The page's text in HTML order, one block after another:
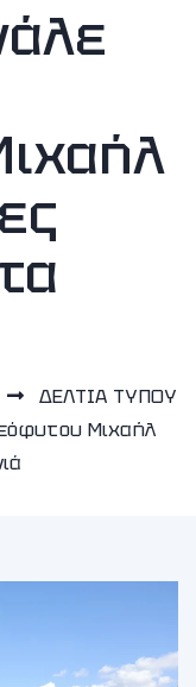
ΔΕΛΤΙΑ ΤΥΠΟΥ
Μιχαήλ